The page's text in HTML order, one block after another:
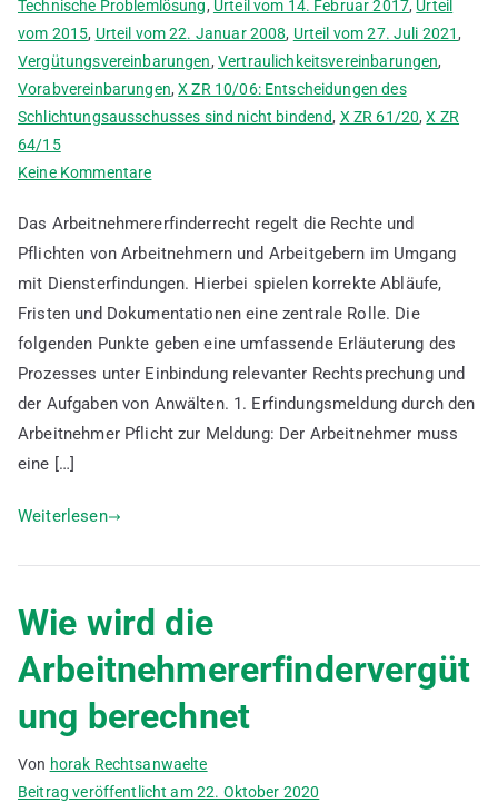
Technische Problemlösung, Urteil vom 14. Februar 2017, Urteil
vom 2015, Urteil vom 22. Januar 2008, Urteil vom 27. Juli 2021,
Vergütungsvereinbarungen, Vertraulichkeitsvereinbarungen,
Vorabvereinbarungen,X ZR 10/06: Entscheidungen des
Schlichtungsausschusses sind nicht bindend, X ZR 61/20,X ZR
64/15
Keine Kommentarezu
von
Arbeitnehmererfindermeldungen
mit
Beispielen
Das Arbeitnehmererfinderrecht regelt die Rechte und
Pflichten von Arbeitnehmern und Arbeitgebern im Umgang
mit Diensterfindungen. Hierbei spielen korrekte Abläufe,
Fristen und Dokumentationen eine zentrale Rolle. Die
folgenden Punkte geben eine umfassende Erläuterung des
Prozesses unter Einbindung relevanter Rechtsprechung und
der Aufgaben von Anwälten. 1. Erfindungsmeldung durch den
Arbeitnehmer Pflicht zur Meldung: Der Arbeitnehmer muss
eine […]
Weiterlesen
Wie wird die
Arbeitnehmererfindervergüt
ung berechnet
Von horak Rechtsanwaelte
Beitrag veröffentlicht am22. Oktober 2020